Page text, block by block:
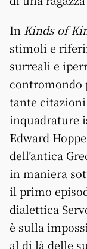
In Kinds of
stimoli e
surreali e
contromondo
tante
inquadrature
Edward
dell’antica
in maniera
il primo
dialettica
è sulla
al di là delle